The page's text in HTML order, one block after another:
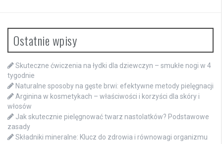
Ostatnie wpisy
Skuteczne ćwiczenia na łydki dla dziewczyn – smukłe nogi w 4
tygodnie
Naturalne sposoby na gęste brwi: efektywne metody pielęgnacji
Arginina w kosmetykach – właściwości i korzyści dla skóry i
włosów
Jak skutecznie pielęgnować twarz nastolatków? Podstawowe
zasady
Składniki mineralne: Klucz do zdrowia i równowagi organizmu